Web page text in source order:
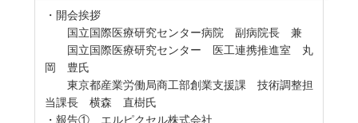
・開会挨拶
国立国際医療研究センター病院 副病院長 兼
国立国際医療研究センター 医工連携推進室 丸
岡 豊氏
東京都産業労働局商工部創業支援課 技術調整担
当課長 横森 直樹氏
・報告① エルピクセル株式会社